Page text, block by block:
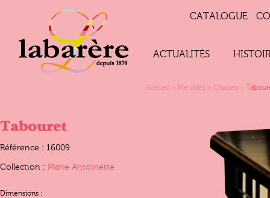
CATALOGUE
ACTUALITÉS
Accueil > Meubles > Chaises >
Tabouret
Référence : 16009
Collection : Marie Antoinette
Dimensions :